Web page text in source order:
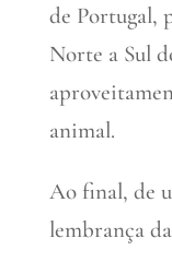
de Portugal,
Norte a Sul
animal.
Ao final, de
lembrança